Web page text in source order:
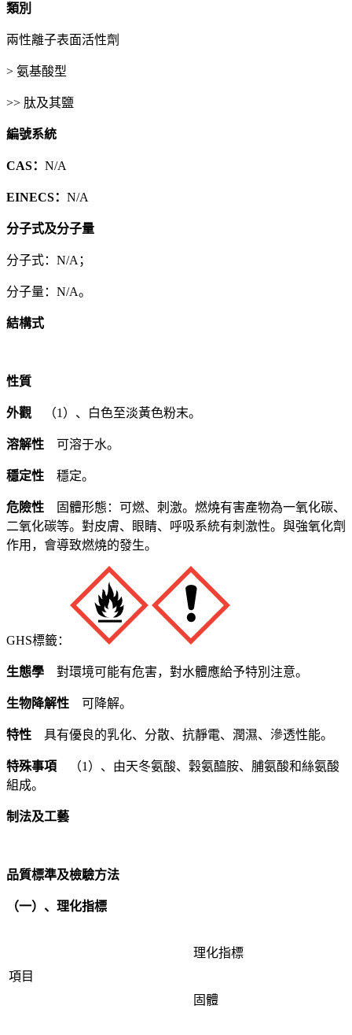
類別
兩性離子表面活性劑
> 氨基酸型
>> 肽及其鹽
編號系統
CAS： N/A
EINECS： N/A
分子式及分子量
分子式：N/A；
分子量：N/A。
結構式
性質
外觀 （1）、白色至淡黃色粉末。
溶解性 可溶于水。
穩定性 穩定。
危險性
固體形態：可燃、刺激。燃燒有害產物為一氧化碳、
二氧化碳等。對皮膚、眼睛、呼吸系統有刺激性。與強氧化劑
作用，會導致燃燒的發生。
GHS標籤：
生態學 對環境可能有危害，對水體應給予特別注意。
生物降解性 可降解。
特性 具有優良的乳化、分散、抗靜電、潤濕、滲透性能。
特殊事項
（1）、由天冬氨酸、穀氨醯胺、脯氨酸和絲氨酸
組成。
制法及工藝
品質標準及檢驗方法
（一）、理化指標
項目
理化指標
固體